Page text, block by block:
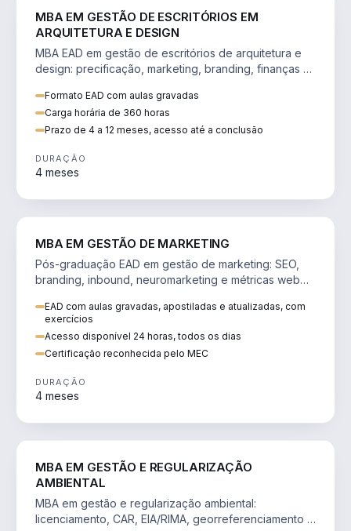
MBA EM GESTÃO DE ESCRITÓRIOS EM
ARQUITETURA E DESIGN
MBA EAD em gestão de escritórios de arquitetura e
design: precificação, marketing, branding, finanças e
Formato EAD com aulas gravadas
Carga horária de 360 horas
Prazo de 4 a 12 meses, acesso até a conclusão
DURAÇÃO
4 meses
MBA EM GESTÃO DE MARKETING
Pós-graduação EAD em gestão de marketing: SEO,
branding, inbound, neuromarketing e métricas web
EAD com aulas gravadas, apostiladas e atualizadas, com
exercícios
Acesso disponível 24 horas, todos os dias
Certificação reconhecida pelo MEC
DURAÇÃO
4 meses
MBA EM GESTÃO E REGULARIZAÇÃO
AMBIENTAL
MBA em gestão e regularização ambiental:
licenciamento, CAR, EIA/RIMA, georreferenciamento e